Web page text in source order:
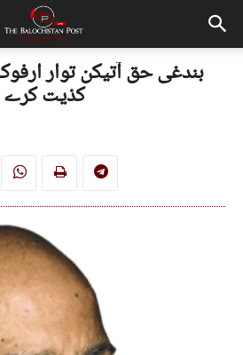
بندغی حق آتیکن توار
کذیت کرے